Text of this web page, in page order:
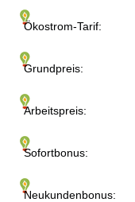
Ökostrom-Tarif:
Grundpreis:
Arbeitspreis:
Sofortbonus:
Neukundenbonus: